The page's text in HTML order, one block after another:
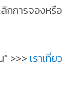
กการจองหรือ
>>> เราเที่ยว